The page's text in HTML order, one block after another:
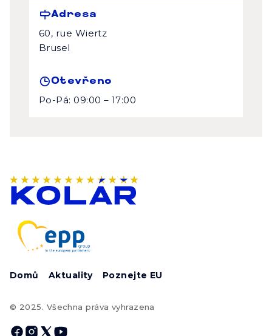
Adresa
60, rue Wiertz
Brusel
Otevřeno
Po-Pá: 09:00 – 17:00
Domů Aktuality Poznejte EU
© 2025. Všechna práva vyhrazena